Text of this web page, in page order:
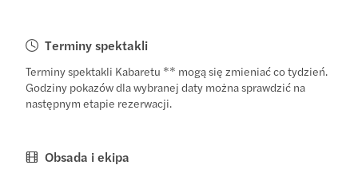
Terminy spektakli
Terminy spektakli Kabaretu ** mogą się zmieniać co tydzień.
Godziny pokazów dla wybranej daty można sprawdzić na
następnym etapie rezerwacji.
Obsada i ekipa